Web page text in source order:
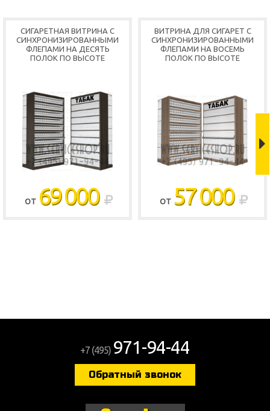
СИГАРЕТНАЯ ВИТРИНА С
СИНХРОНИЗИРОВАННЫМИ
ФЛЕПАМИ НА ДЕСЯТЬ
ПОЛОК ПО ВЫСОТЕ
ОТ 69 000
ВИТРИНА ДЛЯ СИГАРЕТ С
СИНХРОНИЗИРОВАННЫМИ
ФЛЕПАМИ НА ВОСЕМЬ
ПОЛОК ПО ВЫСОТЕ
ОТ 57 000
+7 (495) 971-94-44
Обратный звонок